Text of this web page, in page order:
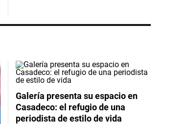
Galería presenta su espacio en
Casadeco: el refugio de una
periodista de estilo de vida